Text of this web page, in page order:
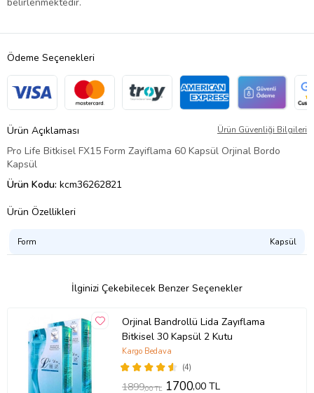
belirlenmektedir.
Ödeme Seçenekleri
Ürün Açıklaması Ürün Güvenliği Bilgileri
Pro Life Bitkisel FX15 Form Zayiflama 60 Kapsül Orjinal Bordo
Kapsül
Ürün Kodu: kcm36262821
Ürün Özellikleri
Form Kapsül
İlginizi Çekebilecek Benzer Seçenekler
Orjinal Bandrollü Lida Zayıflama
Bitkisel 30 Kapsül 2 Kutu
(4)
Kargo Bedava
1899,00 TL 1700,00 TL